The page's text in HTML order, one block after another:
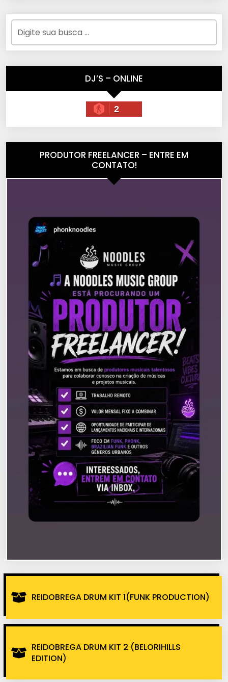
DJ’S – ONLINE
2
PRODUTOR FREELANCER – ENTRE EM
CONTATO!
REIDOBREGA DRUM KIT 1(FUNK PRODUCTION)
REIDOBREGA DRUM KIT 2 (BELORIHILLS
EDITION)